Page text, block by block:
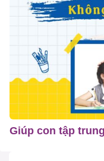
Giúp con tập